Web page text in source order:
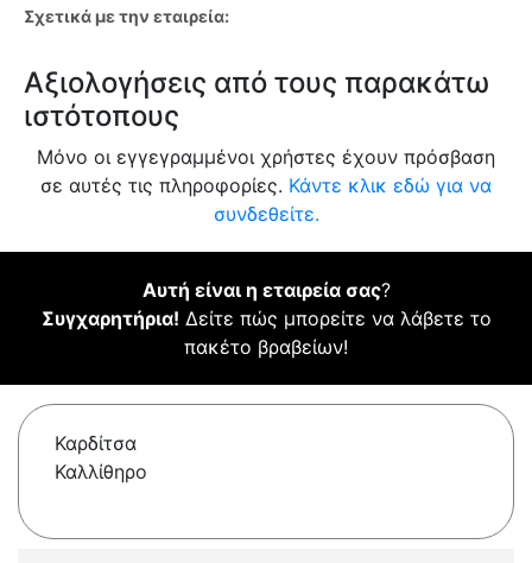
Σχετικά με την εταιρεία:
Αξιολογήσεις από τους παρακάτω
ιστότοπους
Μόνο οι εγγεγραμμένοι χρήστες έχουν πρόσβαση
σε αυτές τις πληροφορίες. Κάντε κλικ εδώ για να
συνδεθείτε.
Αυτή είναι η εταιρεία σας?
Συγχαρητήρια! Δείτε πώς μπορείτε να λάβετε το
πακέτο βραβείων!
Καρδίτσα
Καλλίθηρο